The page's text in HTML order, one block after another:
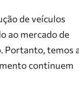
de veículos
ao mercado de
Portanto, temos
continuem